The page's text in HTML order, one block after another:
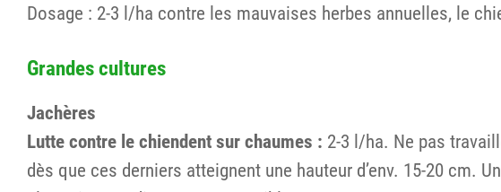
Dosage : 2-3 l/ha contre les mauvaises herbes annuelles, le
Grandes cultures
Jachères
Lutte contre le chiendent sur chaumes : 2-3 l/ha. Ne pas
dès que ces derniers atteignent une hauteur d’env. 15-20 cm.